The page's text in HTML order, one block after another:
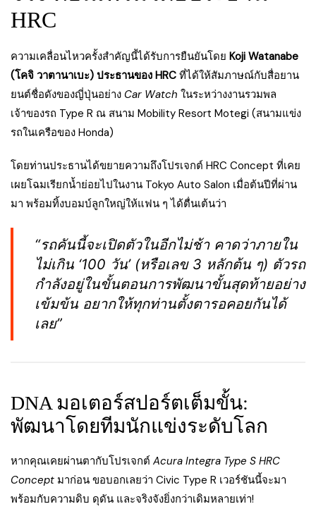
HRC
ความเคลื่อนไหวครั้งสำคัญนี้ได้รับการยืนยันโดย Koji Watanabe
(โคจิ วาตานาเบะ) ประธานของ HRC ที่ได้ให้สัมภาษณ์กับสื่อยาน
ยนต์ชื่อดังของญี่ปุ่นอย่าง Car Watch ในระหว่างงานรวมพล
เจ้าของรถ Type R ณ สนาม Mobility Resort Motegi (สนามแข่ง
รถในเครือของ Honda)
โดยท่านประธานได้ขยายความถึงโปรเจกต์ HRC Concept ที่เคย
เผยโฉมเรียกน้ำย่อยไปในงาน Tokyo Auto Salon เมื่อต้นปีที่ผ่าน
มา พร้อมทิ้งบอมบ์ลูกใหญ่ให้แฟน ๆ ได้ตื่นเต้นว่า
“รถคันนี้จะเปิดตัวในอีกไม่ช้า คาดว่าภายใน
ไม่เกิน ‘100 วัน’ (หรือเลข 3 หลักต้น ๆ) ตัวรถ
กำลังอยู่ในขั้นตอนการพัฒนาขั้นสุดท้ายอย่าง
เข้มข้น อยากให้ทุกท่านตั้งตารอคอยกันได้
เลย”
DNA มอเตอร์สปอร์ตเต็มขั้น:
พัฒนาโดยทีมนักแข่งระดับโลก
หากคุณเคยผ่านตากับโปรเจกต์ Acura Integra Type S HRC
Concept มาก่อน ขอบอกเลยว่า Civic Type R เวอร์ชันนี้จะมา
พร้อมกับความดิบ ดุดัน และจริงจังยิ่งกว่าเดิมหลายเท่า!